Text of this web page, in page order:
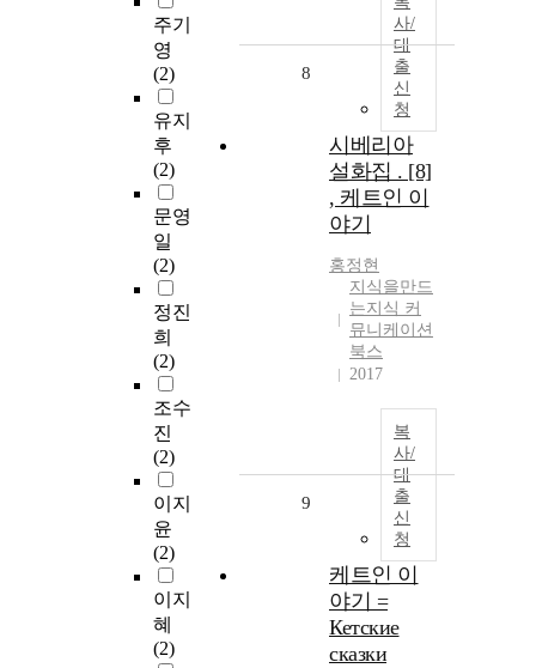
주기
영
(2)
유지
후
(2)
문영
일
(2)
정진
희
(2)
조수
진
(2)
이지
윤
(2)
이지
혜
(2)
사/
대
출
신
청
8
시베리아
설화집 . [8]
, 케트인 이
야기
홍정현
지식을만드
는지식 커
뮤니케이션
북스
2017
복
사/
대
출
신
청
9
케트인 이
야기 =
Кетские
сказки